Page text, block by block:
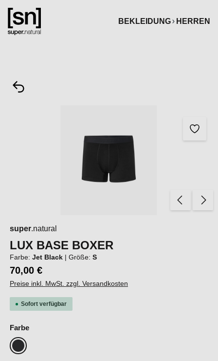
springen
BEKLEIDUNG
HERREN
super.natural
LUX BASE BOXER
Farbe: Jet Black | Größe: S
70,00 €
Preise inkl. MwSt. zzgl. Versandkosten
Sofort verfügbar
Farbeauswählen
Jet Black